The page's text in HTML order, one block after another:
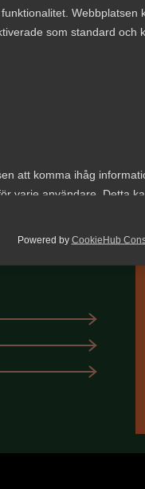
Webbplatsen
som standard och
att komma ihåg
varje användare. Detta
genom att samla
Powered by CookieHub